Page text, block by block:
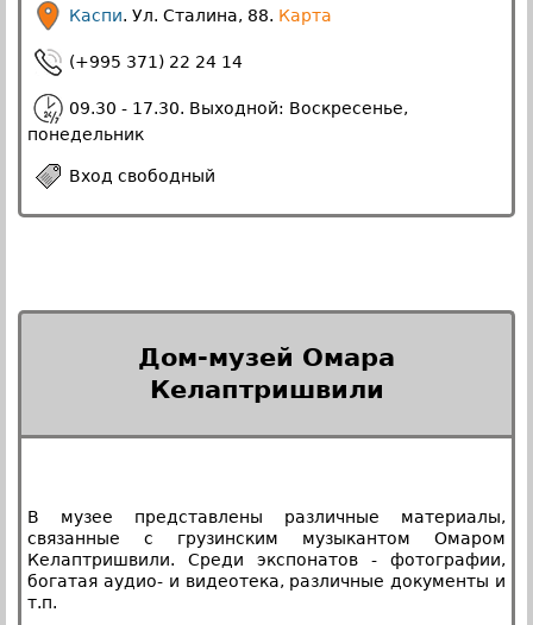
Каспи. Ул. Сталина, 88. Карта
(+995 371) 22 24 14
09.30 - 17.30. Выходной: Воскресенье,
понедельник
Вход свободный
Дом-музей Омара
Келаптришвили
В музее представлены различные материалы,
связанные с грузинским музыкантом Омаром
Келаптришвили. Среди экспонатов - фотографии,
богатая аудио- и видеотека, различные документы и
т.п.